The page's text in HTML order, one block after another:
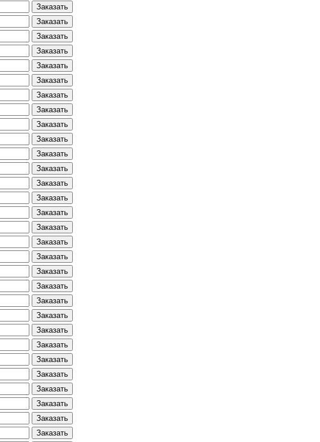
Заказать
Заказать
Заказать
Заказать
Заказать
Заказать
Заказать
Заказать
Заказать
Заказать
Заказать
Заказать
Заказать
Заказать
Заказать
Заказать
Заказать
Заказать
Заказать
Заказать
Заказать
Заказать
Заказать
Заказать
Заказать
Заказать
Заказать
Заказать
Заказать
Заказать